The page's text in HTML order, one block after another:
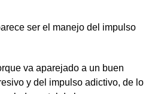
ser el manejo del impulso
va aparejado a un buen
y del impulso adictivo, de lo